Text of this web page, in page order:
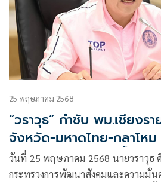
25 พฤษภาคม 2568
“วราวุธ” กำชับ พม.เชียงร
จังหวัด-มหาดไทย-กลาโหม
เปราะบาง ประสบภัยน้ำท่ว
ปลัด พม. จี้ พม.ทุก จว. เฝ้
วันที่ 25 พฤษภาคม 2568 นายวราวุธ
กระทรวงการพัฒนาสังคมและความมั่